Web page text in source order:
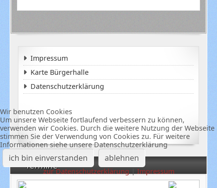
Termine
Impressum
Karte Bürgerhalle
Datenschutzerklärung
Wir benutzen Cookies
Um unsere Webseite fortlaufend verbessern zu können,
verwenden wir Cookies. Durch die weitere Nutzung der Webseite
stimmen Sie der Verwendung von Cookies zu. Für weitere
Informationen siehe unsere Datenschutzerklärung
ich bin einverstanden ablehnen
zur Datenschutzerklärung Impressum